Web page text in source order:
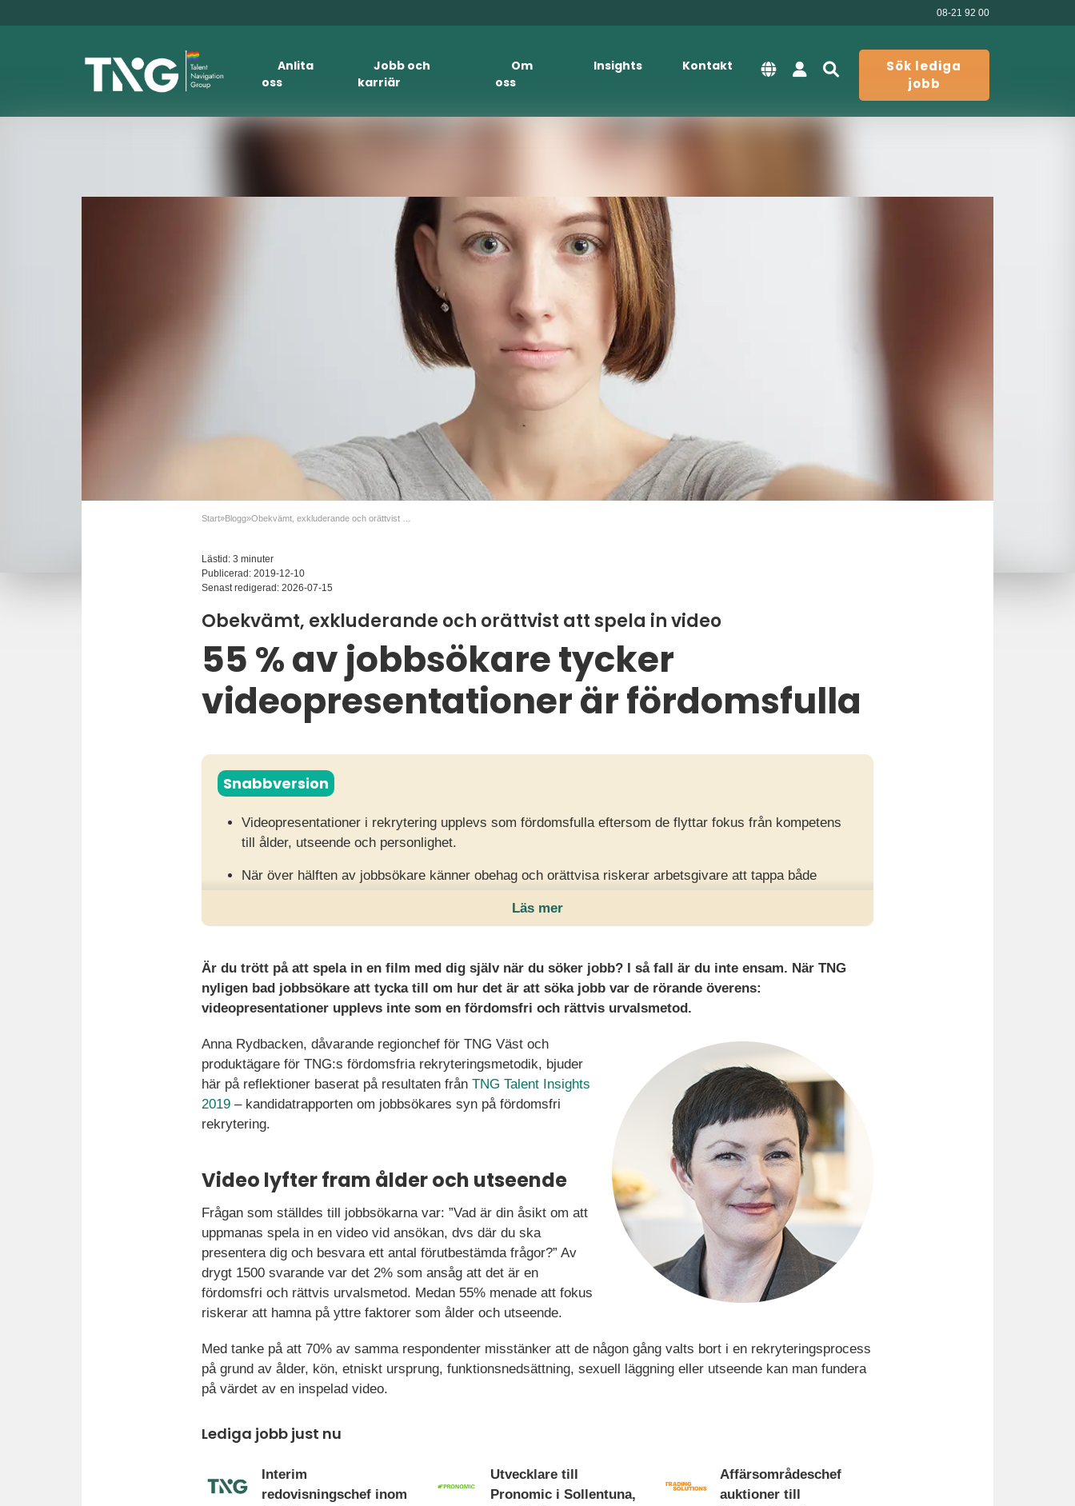
08-21 92 00
Anlita
oss
Jobb och
karriär
Om
oss
Insights Kontakt
Sök lediga
jobb
Start»Blogg»
Lästid: 3 minuter
Publicerad: 2019-12-10
Senast redigerad: 2026-07-15
Obekvämt, exkluderande och orättvist att spela in video
55 % av jobbsökare tycker
videopresentationer är fördomsfulla
Snabbversion
Videopresentationer i rekrytering upplevs som fördomsfulla eftersom de flyttar fokus från kompetens
till ålder, utseende och personlighet.
När över hälften av jobbsökare känner obehag och orättvisa riskerar arbetsgivare att tappa både
Fördomsfria, forskningsbaserade metoder som tester, anonymisering och dialogbaserade intervjuer ger
Läs mer
Är du trött på att spela in en film med dig själv när du söker jobb? I så fall är du inte ensam. När TNG
nyligen bad jobbsökare att tycka till om hur det är att söka jobb var de rörande överens:
videopresentationer upplevs inte som en fördomsfri och rättvis urvalsmetod.
Anna Rydbacken, dåvarande regionchef för TNG Väst och
produktägare för TNG:s fördomsfria rekryteringsmetodik, bjuder
här på reflektioner baserat på resultaten från TNG Talent Insights
2019 – kandidatrapporten om jobbsökares syn på fördomsfri
rekrytering.
Video lyfter fram ålder och utseende
Frågan som ställdes till jobbsökarna var: ”Vad är din åsikt om att
uppmanas spela in en video vid ansökan, dvs där du ska
presentera dig och besvara ett antal förutbestämda frågor?” Av
drygt 1500 svarande var det 2% som ansåg att det är en
fördomsfri och rättvis urvalsmetod. Medan 55% menade att fokus
riskerar att hamna på yttre faktorer som ålder och utseende.
Med tanke på att 70% av samma respondenter misstänker att de någon gång valts bort i en rekryteringsprocess
på grund av ålder, kön, etniskt ursprung, funktionsnedsättning, sexuell läggning eller utseende kan man fundera
på värdet av en inspelad video.
Lediga jobb just nu
Interim
redovisningschef inom
Utvecklare till
Pronomic i Sollentuna,
Affärsområdeschef
auktioner till